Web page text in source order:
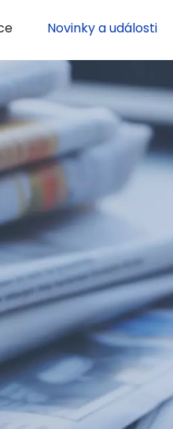
Novinky a události